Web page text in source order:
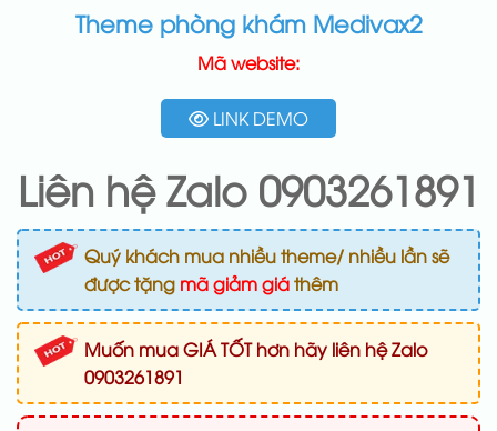
Theme phòng khám Medivax2
Mã website:
LINK DEMO
Liên hệ Zalo 0903261891
Quý khách mua nhiều theme/ nhiều lần sẽ
được tặng mã giảm giáthêm
Muốn mua GIÁ TỐT hơn hãy liên hệ Zalo
0903261891